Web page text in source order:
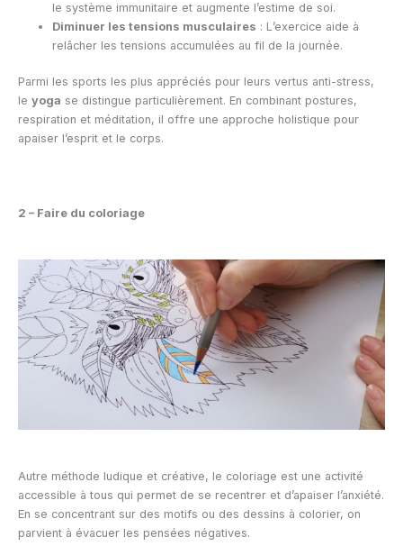
le système immunitaire et augmente l’estime de soi.
Diminuer les tensions musculaires : L’exercice aide à
relâcher les tensions accumulées au fil de la journée.
Parmi les sports les plus appréciés pour leurs vertus anti-stress,
le yoga se distingue particulièrement. En combinant postures,
respiration et méditation, il offre une approche holistique pour
apaiser l’esprit et le corps.
2 – Faire du coloriage
Autre méthode ludique et créative, le coloriage est une activité
accessible à tous qui permet de se recentrer et d’apaiser l’anxiété.
En se concentrant sur des motifs ou des dessins à colorier, on
parvient à évacuer les pensées négatives.